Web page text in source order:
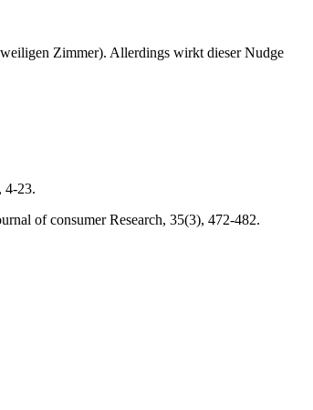
Zimmer). Allerdings wirkt dieser Nudge
4-23.
of consumer Research, 35(3), 472-482.